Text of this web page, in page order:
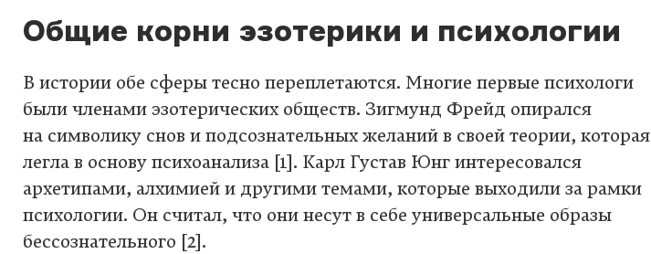
Общие корни эзотерики и психологии
В истории обе сферы тесно переплетаются. Многие первые психологи
были членами эзотерических обществ. Зигмунд Фрейд опирался
на символику снов и подсознательных желаний в своей теории, которая
легла в основу психоанализа [1]. Карл Густав Юнг интересовался
архетипами, алхимией и другими темами, которые выходили за рамки
психологии. Он считал, что они несут в себе универсальные образы
бессознательного [2].